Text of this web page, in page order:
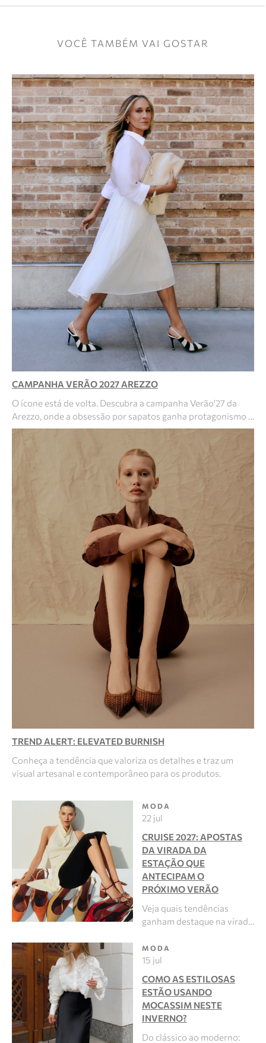
VOCÊ TAMBÉM VAI GOSTAR
CAMPANHA VERÃO 2027 AREZZO
O ícone está de volta. Descubra a campanha Verão'27 da
Arezzo, onde a obsessão por sapatos ganha protagonismo …
TREND ALERT: ELEVATED BURNISH
Conheça a tendência que valoriza os detalhes e traz um
visual artesanal e contemporâneo para os produtos.
MODA
22 jul
CRUISE 2027: APOSTAS
DA VIRADA DA
ESTAÇÃO QUE
ANTECIPAM O
PRÓXIMO VERÃO
Veja quais tendências
ganham destaque na virad…
MODA
15 jul
COMO AS ESTILOSAS
ESTÃO USANDO
MOCASSIM NESTE
INVERNO?
Do clássico ao moderno: